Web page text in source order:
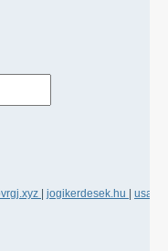
jogikerdesek.hu